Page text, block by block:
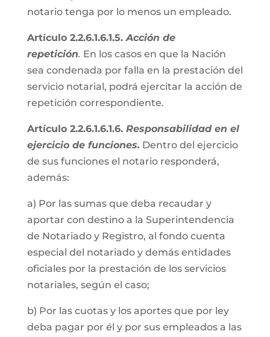
notario tenga por lo menos un empleado.
Artículo 2.2.6.1.6.1.5.Acción de
repetición. En los casos en que la Nación
sea condenada por falla en la prestación del
servicio notarial, podrá ejercitar la acción de
repetición correspondiente.
Artículo 2.2.6.1.6.1.6. Responsabilidad en el
ejercicio de funciones. Dentro del ejercicio
de sus funciones el notario responderá,
además:
a) Por las sumas que deba recaudar y
aportar con destino a la Superintendencia
de Notariado y Registro, al fondo cuenta
especial del notariado y demás entidades
oficiales por la prestación de los servicios
notariales, según el caso;
b) Por las cuotas y los aportes que por ley
deba pagar por él y por sus empleados a las